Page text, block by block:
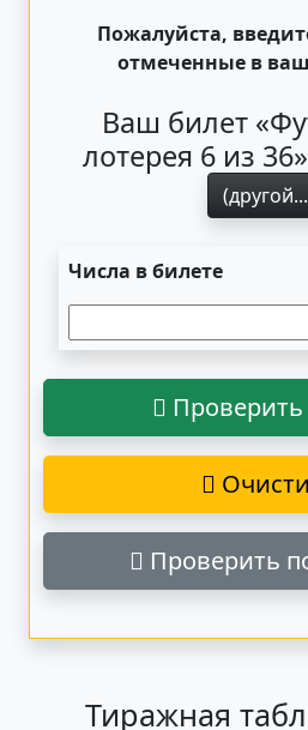
Пожалуйста,
отмеченные в
Ваш билет
лотерея 6 из
Числа в билете
Проверить
Проверить
Тиражная